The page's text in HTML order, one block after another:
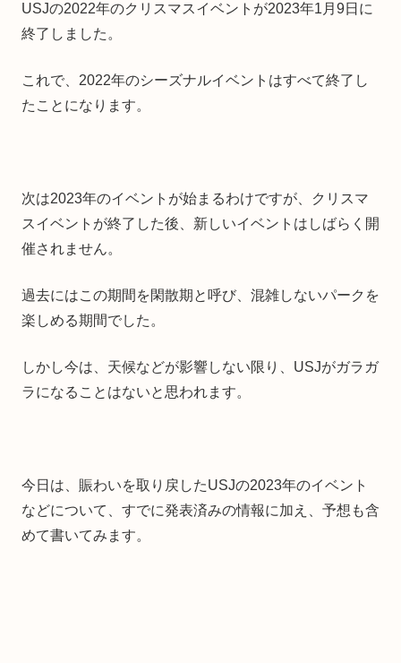
USJの2022年のクリスマスイベントが2023年1月9日に
終了しました。
これで、2022年のシーズナルイベントはすべて終了し
たことになります。
次は2023年のイベントが始まるわけですが、クリスマ
スイベントが終了した後、新しいイベントはしばらく開
催されません。
過去にはこの期間を閑散期と呼び、混雑しないパークを
楽しめる期間でした。
しかし今は、天候などが影響しない限り、USJがガラガ
ラになることはないと思われます。
今日は、賑わいを取り戻したUSJの2023年のイベント
などについて、すでに発表済みの情報に加え、予想も含
めて書いてみます。